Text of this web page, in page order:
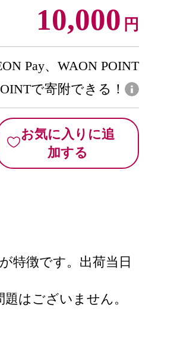
10,000 円
Pay、WAON POINT
で寄附できる！
お気に入りに追
加する
特徴です。出荷当日
はございません。